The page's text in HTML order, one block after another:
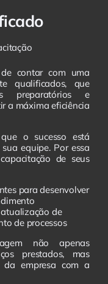
contar com uma
qualificados, que
preparatórios e
a máxima eficiência
o sucesso está
equipe. Por essa
de seus
para desenvolver
de
de processos
não apenas
prestados, mas
da empresa com a